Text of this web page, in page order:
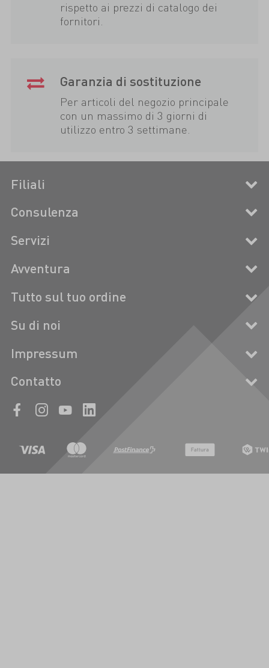
rispetto ai prezzi di catalogo dei
fornitori.
Garanzia di sostituzione
Per articoli del negozio principale
con un massimo di 3 giorni di
utilizzo entro 3 settimane.
Filiali
Consulenza
Servizi
Avventura
Tutto sul tuo ordine
Su di noi
Impressum
Contatto